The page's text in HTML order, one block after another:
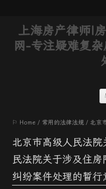
上海房产律师|
网-专注疑难复
⚐ Home / 常用的法律法规 / 北京市高级人
北京市高级人民法
民法院关于涉及住
纠纷案件处理的暂行